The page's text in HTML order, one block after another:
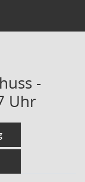
-
Uhr